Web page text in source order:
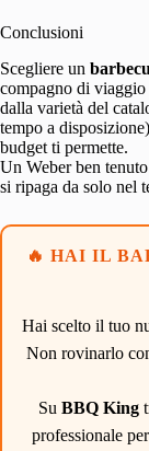
Conclusioni
Scegliere un
compagno di
dalla varietà del
tempo a
budget ti permette.
Un Weber ben
si ripaga da solo nel
🔥 HAI IL
Hai scelto il tuo
Non rovinarlo
SuBBQ King
professionale